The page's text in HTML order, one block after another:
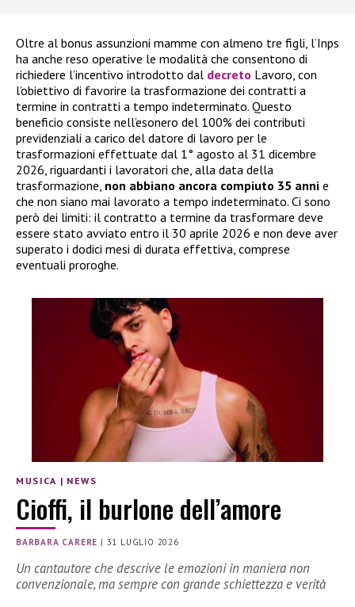
Oltre al bonus assunzioni mamme con almeno tre figli, l’Inps
ha anche reso operative le modalità che consentono di
richiedere l’incentivo introdotto dal decreto Lavoro, con
l’obiettivo di favorire la trasformazione dei contratti a
termine in contratti a tempo indeterminato. Questo
beneficio consiste nell’esonero del 100% dei contributi
previdenziali a carico del datore di lavoro per le
trasformazioni effettuate dal 1° agosto al 31 dicembre
2026, riguardanti i lavoratori che, alla data della
trasformazione, non abbiano ancora compiuto 35 anni e
che non siano mai lavorato a tempo indeterminato. Ci sono
però dei limiti: il contratto a termine da trasformare deve
essere stato avviato entro il 30 aprile 2026 e non deve aver
superato i dodici mesi di durata effettiva, comprese
eventuali proroghe.
MUSICA | NEWS
Cioffi, il burlone dell’amore
BARBARA CARERE | 31 LUGLIO 2026
Un cantautore che descrive le emozioni in maniera non
convenzionale, ma sempre con grande schiettezza e verità